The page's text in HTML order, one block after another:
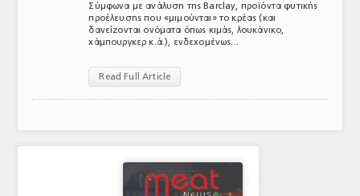
ΕΜΠΟΡΙΚΟΙ ΑΝΤΙΠΡΟΣΩΠΟΙ
ΕΛΛΗΝΙΚΗ ΝΟΜΟΘΕΣΙΑ
Σύμφωνα με ανάλυση της Barclay, προϊόντα φυτικής
προέλευσης που «μιμούνται» το κρέας (και
δανείζονται ονόματα όπως κιμάς, λουκάνικο,
χάμπουργκερ κ.ά.), ενδεχομένως...
Read Full Article